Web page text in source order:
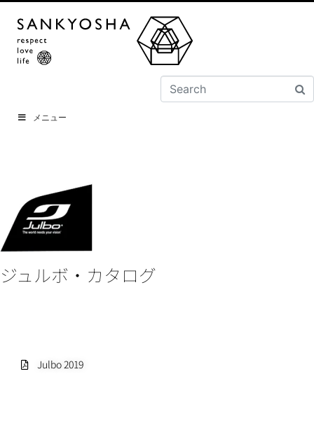
メニュー
ジュルボ・カタログ
Julbo 2019